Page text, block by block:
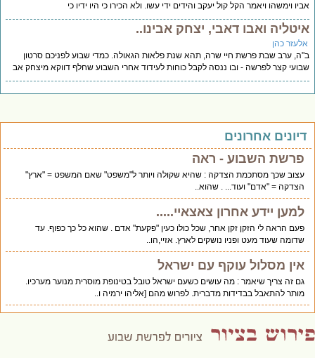
וימשהו ויאמר הקל קול יעקב והידים ידי עשו. ולא הכירו כי היו ידיו כי
ואבו דאבי, יצחק אבינו..
כהן
ערב שבת פרשת חיי שרה, תהא שנת פלאות הגאולה. כמדי שבוע לפניכם סרטון
קצר לפרשה - ובו ננסה לקבל כוחות לעידוד אחרי השבוע שחלף דווקא מיצחק אב
אחרונים
פרשת השבוע - ראה
עצוב שכך מסתכמת הצדקה : שהיא שקולה ויותר ל"משפט" שאם המשפט = "ארץ"
הצדקה = "אדם" ועוד... . שהוא..
למען יידע אחרון צאצאיי.....
פעם הראה לי הזקן זקן אחר, שכל כולו כעין "פקעת" אדם . שהוא כל כך כפוף. עד
שדומה שעוד מעט ופניו נושקים לארץ. אזיי,הו..
אין מסלול עוקף עם ישראל
גם זה צריך שיאמר : מה עושים כשעם ישראל טובל בטינופת מוסרית מנוער מערכיו.
מותר להתאבל בבדידות מדברית. לפרוש מהם [אליהו ירמיה ו..